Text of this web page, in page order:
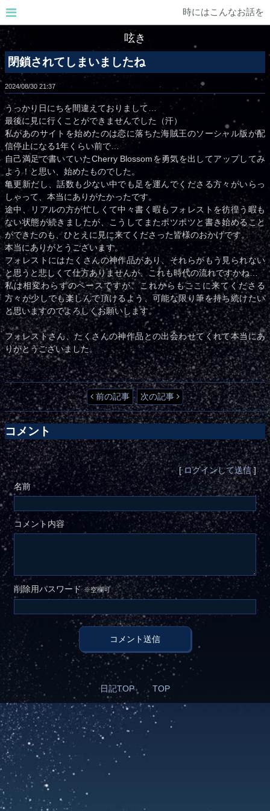
時にはこんなお話を
呟き
閉鎖されてしまいましたね
2024/08/30 21:37
うっかり日にちを間違えておりまして…
最後に見に行くことができませんでした（汗）
私があのサイトを始めたのは恋に落ちた海賊王のソーシャル版が配
信停止になる1年くらい前で…
自己満足で書いていたCherry Blossomを勇気を出してアップしてみ
よう！と思い、始めたものでした。
亀更新だし、話数も少ない中でも足を運んでくださる方々がいらっ
しゃって、本当にありがたかったです。
途中、リアルの方が忙しくて中々書く暇もフォレストを彷徨う暇も
ない状態が続きましたが、こうしてまたポツポツと書き始めること
ができたのも、ひとえに見に来てくださった皆様のおかげです。
本当にありがとうございます。
フォレストにはたくさんの神作品があり、それらがもう見られない
と思うと悲しくて仕方ありませんが、これも時代の流れですかね…
私は相変わらずのペースですが、これからもここに来てくださる
方々が少しでも楽しんで頂けるよう、可能な限り筆を持ち続けたい
と思いますのでよろしくお願いします。
フォレストさん、たくさんの神作品との出会わせてくれて本当にあ
りがとうございました。
前の記事 次の記事
コメント
[ログインして送信]
名前
コメント内容
削除用パスワード※空欄可
コメント送信
日記TOP TOP